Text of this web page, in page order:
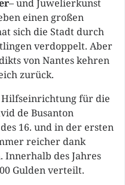
– und Juwelierkunst
einen großen
sich die Stadt durch
verdoppelt. Aber
von Nantes kehren
zurück.
Hilfseinrichtung für die
de Busanton
16. und in der ersten
reicher dank
des Jahres
Gulden verteilt.